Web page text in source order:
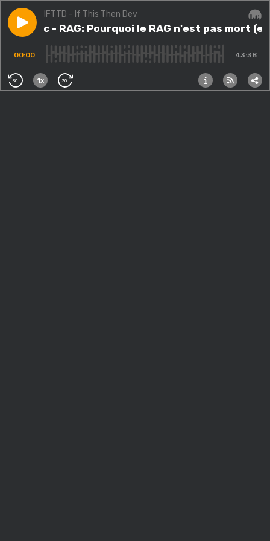
Play episode#361.src - RAG: Pourquoi le RAG n'est pas mort (et
IFTTD - If This Then Dev
#361.src - RAG: Pourquoi le RAG n'est pas mort
00:00 43:38
30 1x 30